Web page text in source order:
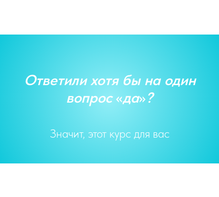
Ответили хотя бы на один
вопрос«да»?
Значит, этот курс для вас